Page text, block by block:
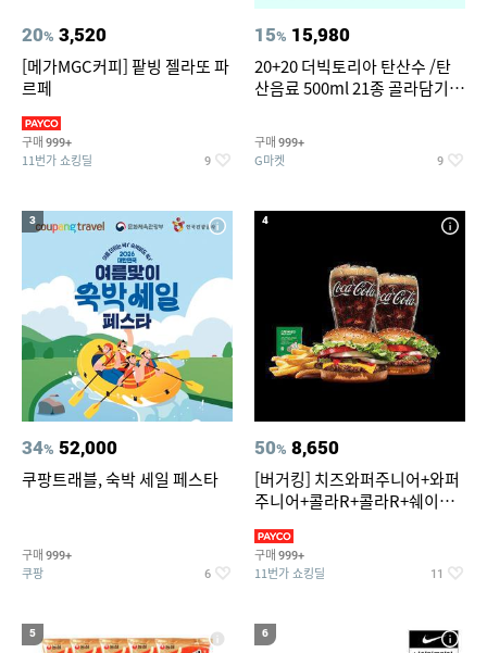
20% 3,520
[메가MGC커피] 팥빙 젤라또 파
르페
구매 999+
11번가 쇼킹딜 9
15% 15,980
20+20 더빅토리아 탄산수 /탄
산음료 500ml 21종 골라담기
구매 999+
G마켓 9
3
34% 52,000
쿠팡트래블, 숙박 세일 페스타
구매 999+
쿠팡 6
4
50% 8,650
[버거킹] 치즈와퍼주니어+와퍼
주니어+콜라R+콜라R+쉐이킹
구매 999+
11번가 쇼킹딜 11
5 6